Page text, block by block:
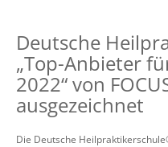
Deutsche
„Top-Anbieter
2022“ von
ausgezeichnet
Die Deutsche